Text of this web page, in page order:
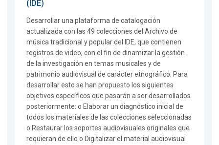
(IDE)
Desarrollar una plataforma de catalogación
actualizada con las 49 colecciones del Archivo de
música tradicional y popular del IDE, que contienen
registros de video, con el fin de dinamizar la gestión
de la investigación en temas musicales y de
patrimonio audiovisual de carácter etnográfico. Para
desarrollar esto se han propuesto los siguientes
objetivos específicos que pasarán a ser desarrollados
posteriormente: o Elaborar un diagnóstico inicial de
todos los materiales de las colecciones seleccionadas
o Restaurar los soportes audiovisuales originales que
requieran de ello o Digitalizar el material audiovisual